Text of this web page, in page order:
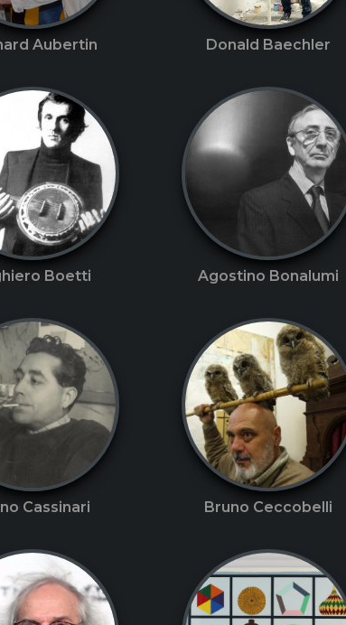
Aubertin Donald Baechler
Boetti Agostino Bonalumi
Cassinari Bruno Ceccobelli